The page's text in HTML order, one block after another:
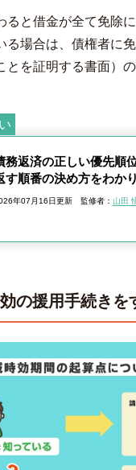
ると借金が全て免除
る場合は、債権者に
とを証明する書面）
務返済の正しい優先順
す順番の決め方をわか
年07月16日更新 監修者： 山田
の援用手続きを